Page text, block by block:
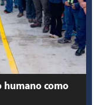
humano como